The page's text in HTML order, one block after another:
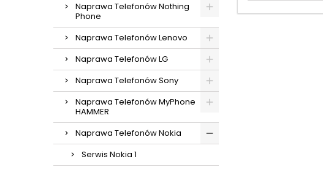
Naprawa Telefonów Nothing
Phone
Naprawa Telefonów Lenovo
Naprawa Telefonów LG
Naprawa Telefonów Sony
Naprawa Telefonów MyPhone
HAMMER
Naprawa Telefonów Nokia
Serwis Nokia 1